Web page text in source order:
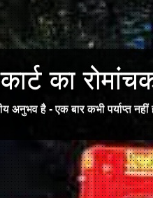
का
अनुभव है - एक बार कभी पर्याप्त नहीं